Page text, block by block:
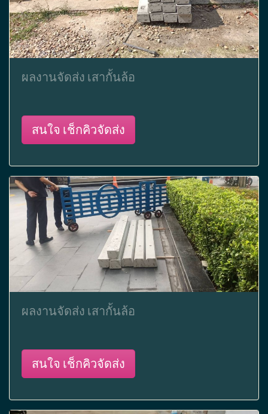
ผลงานจัดส่ง เสากั้นล้อ
สนใจ เช็กคิวจัดส่ง
ผลงานจัดส่ง เสากั้นล้อ
สนใจ เช็กคิวจัดส่ง